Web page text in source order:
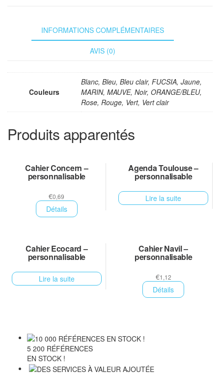
INFORMATIONS COMPLÉMENTAIRES
AVIS (0)
Couleurs
Blanc, Bleu, Bleu clair, FUCSIA, Jaune,
MARIN, MAUVE, Noir, ORANGE/BLEU,
Rose, Rouge, Vert, Vert clair
Produits apparentés
Cahier Concern –
personnalisable
€0,69
Détails
Agenda Toulouse –
personnalisable
Lire la suite
Cahier Ecocard –
personnalisable
Lire la suite
Cahier Navil –
personnalisable
€1,12
Détails
5 200 RÉFÉRENCES
EN STOCK !